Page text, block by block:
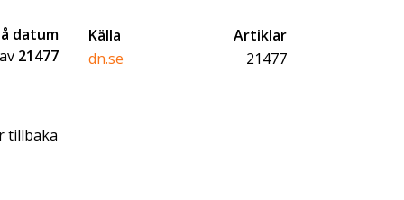
datum
21477
tillbaka
Källa
Artiklar
dn.se
21477